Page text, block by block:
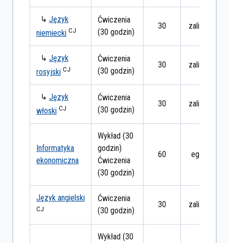
↳ Język
niemiecki CJ
Ćwiczenia
(30 godzin)
30 zaliczenie
↳ Język
rosyjski CJ
Ćwiczenia
(30 godzin)
30 zaliczenie
↳ Język
włoski CJ
Ćwiczenia
(30 godzin)
30 zaliczenie
Informatyka
ekonomiczna
Wykład (30
godzin)
Ćwiczenia
(30 godzin)
60 egzamin
Język angielski
CJ
Ćwiczenia
(30 godzin)
30 zaliczenie
Wykład (30